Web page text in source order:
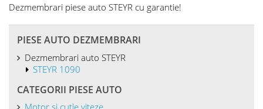
Dezmembrari piese auto STEYR cu garantie!
PIESE AUTO DEZMEMBRARI
Dezmembrari auto STEYR
STEYR 1090
CATEGORII PIESE AUTO